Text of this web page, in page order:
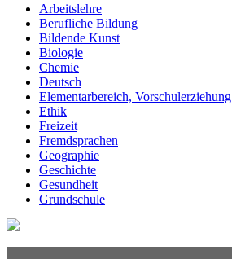
Arbeitslehre
Berufliche Bildung
Bildende Kunst
Biologie
Chemie
Deutsch
Elementarbereich, Vorschulerziehung
Ethik
Freizeit
Fremdsprachen
Geographie
Geschichte
Gesundheit
Grundschule